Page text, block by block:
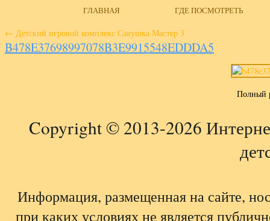
ГЛАВНАЯ ГДЕ ПОСМОТРЕТЬ
← Детский игровой комплекс Савушка Мастер 3
B478E37698997078B3E9915548EDDDA5
Полный
Copyright © 2013-2026
Информация, размещенная на сайте,
при каких условиях не является